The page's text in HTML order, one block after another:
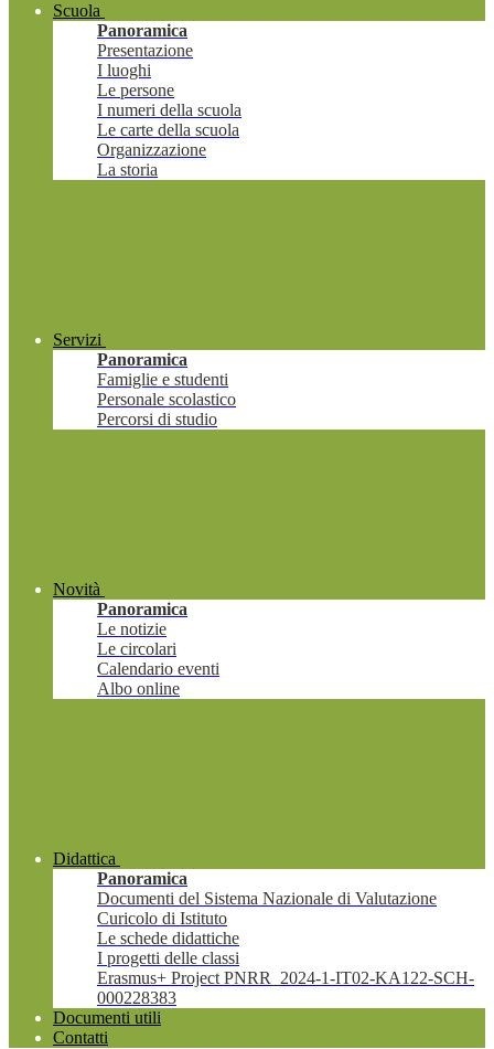
Scuola
Panoramica
Presentazione
I luoghi
Le persone
I numeri della scuola
Le carte della scuola
Organizzazione
La storia
Servizi
Panoramica
Famiglie e studenti
Personale scolastico
Percorsi di studio
Novità
Panoramica
Le notizie
Le circolari
Calendario eventi
Albo online
Didattica
Panoramica
Documenti del Sistema Nazionale di Valutazione
Curicolo di Istituto
Le schede didattiche
I progetti delle classi
Erasmus+ Project PNRR_2024-1-IT02-KA122-SCH-
000228383
Documenti utili
Contatti